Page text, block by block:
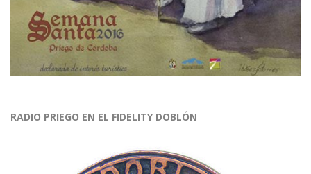
RADIO PRIEGO EN EL FIDELITY DOBLÓN